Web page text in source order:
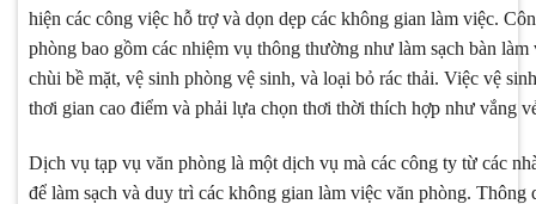
hiện các công việc hỗ trợ và dọn dẹp các không gian làm việc.
phòng bao gồm các nhiệm vụ thông thường như làm sạch bàn làm
chùi bề mặt, vệ sinh phòng vệ sinh, và loại bỏ rác thải. Việc vệ
thơi gian cao điểm và phải lựa chọn thơi thời thích hợp như vắng
Dịch vụ tạp vụ văn phòng là một dịch vụ mà các công ty từ các
để làm sạch và duy trì các không gian làm việc văn phòng. Thông